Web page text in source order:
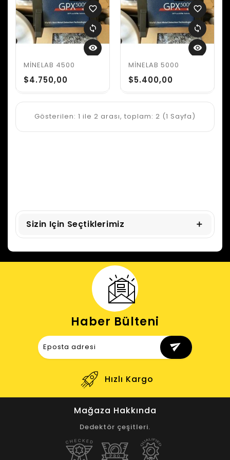
favorite_border
sync
visibility
MİNELAB 4500
$4.750,00
favorite_border
sync
visibility
MİNELAB 5000
$5.400,00
Gösterilen: 1 ile 2 arası, toplam: 2 (1 Sayfa)
Sizin Için Seçtiklerimiz
Haber Bülteni
send
Hızlı Kargo
Mağaza Hakkında
Dedektör çeşitleri.